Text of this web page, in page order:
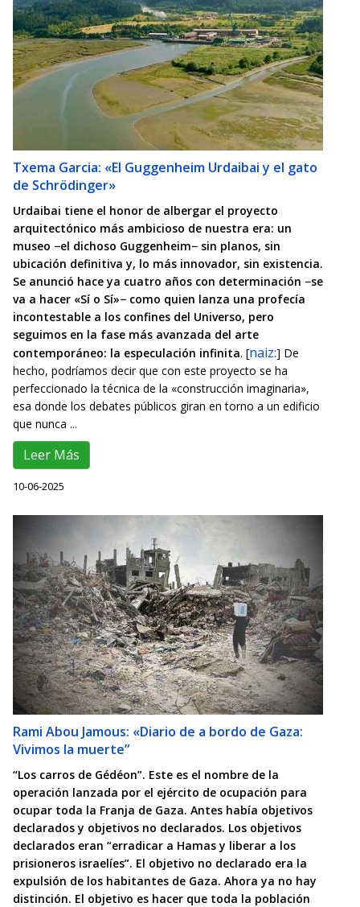
Txema Garcia: «El Guggenheim Urdaibai y el gato
de Schrödinger»
Urdaibai tiene el honor de albergar el proyecto
arquitectónico más ambicioso de nuestra era: un
museo −el dichoso Guggenheim− sin planos, sin
ubicación definitiva y, lo más innovador, sin existencia.
Se anunció hace ya cuatro años con determinación −se
va a hacer «Sí o Sí»− como quien lanza una profecía
incontestable a los confines del Universo, pero
seguimos en la fase más avanzada del arte
contemporáneo: la especulación infinita. [naiz:] De
hecho, podríamos decir que con este proyecto se ha
perfeccionado la técnica de la «construcción imaginaria»,
esa donde los debates públicos giran en torno a un edificio
que nunca ...
Leer Más
10-06-2025
Rami Abou Jamous: «Diario de a bordo de Gaza:
Vivimos la muerte”
“Los carros de Gédéon”. Este es el nombre de la
operación lanzada por el ejército de ocupación para
ocupar toda la Franja de Gaza. Antes había objetivos
declarados y objetivos no declarados. Los objetivos
declarados eran “erradicar a Hamas y liberar a los
prisioneros israelíes”. El objetivo no declarado era la
expulsión de los habitantes de Gaza. Ahora ya no hay
distinción. El objetivo es hacer que toda la población